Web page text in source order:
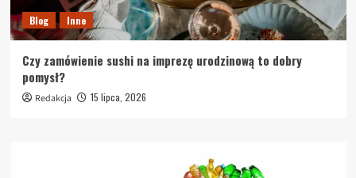
Blog Inne
Czy zamówienie sushi na imprezę urodzinową to dobry
pomysł?
Redakcja 15 lipca, 2026